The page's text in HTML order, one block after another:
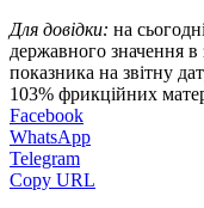
Для довідки: на
державного значення
показника на звітну
103% фрикційних
Facebook
WhatsApp
Telegram
Copy URL